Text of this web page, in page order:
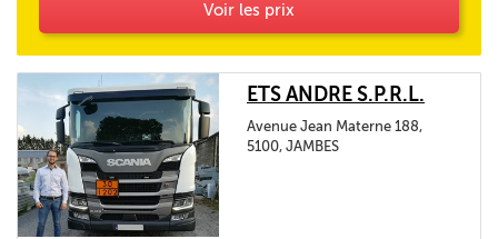
Voir les prix
ETS ANDRE S.P.R.L.
Avenue Jean Materne 188,
5100, JAMBES